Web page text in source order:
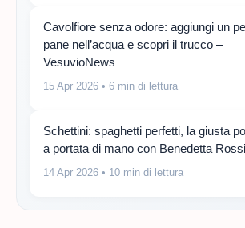
Cavolfiore senza odore: aggiungi un
pane nell’acqua e scopri il trucco –
VesuvioNews
15 Apr 2026 • 6 min di lettura
Schettini: spaghetti perfetti, la giusta
a portata di mano con Benedetta Rossi
14 Apr 2026 • 10 min di lettura